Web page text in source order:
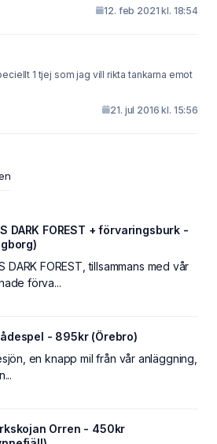
12. feb 2021 kl. 18:54
1 tjej som jag vill rikta tankarna emot
21. jul 2016 kl. 15:56
DARK FOREST + förvaringsburk -
DARK FOREST, tillsammans med vår
förva...
- 895kr (Örebro)
en knapp mil från vår anläggning,
Orren - 450kr